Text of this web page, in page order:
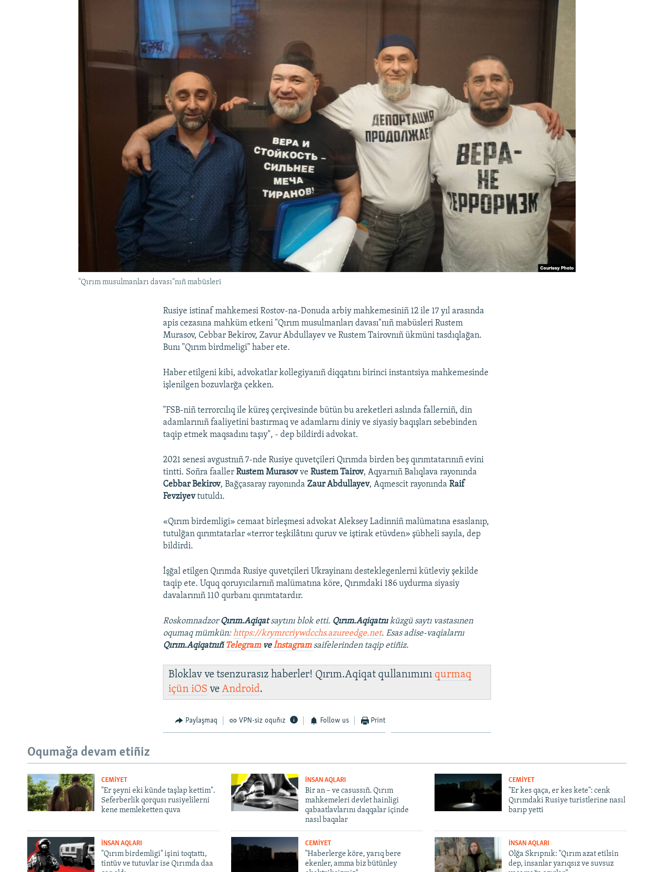
"Qırım musulmanları davası"nıñ mabüsleri
Rusiye istinaf mahkemesi Rostov-na-Donuda arbiy mahkemesiniñ 12 ile 17 yıl arasında
apis cezasına mahküm etkeni "Qırım musulmanları davası"nıñ mabüsleri Rustem
Murasov, Cebbar Bekirov, Zavur Abdullayev ve Rustem Tairovnıñ ükmüni tasdıqlağan.
Bunı "Qırım birdmeligi" haber ete.
Haber etilgeni kibi, advokatlar kollegiyanıñ diqqatını birinci instantsiya mahkemesinde
işlenilgen bozuvlarğa çekken.
"FSB-niñ terrorcılıq ile küreş çerçivesinde bütün bu areketleri aslında fallerniñ, din
adamlarınıñ faaliyetini bastırmaq ve adamlarnı diniy ve siyasiy baqışları sebebinden
taqip etmek maqsadını taşıy", - dep bildirdi advokat.
2021 senesi avgustnıñ 7-nde Rusiye quvetçileri Qırımda birden beş qırımtatarınıñ evini
tintti. Soñra faallerRustem MurasovveRustem Tairov, Aqyarnıñ Balıqlava rayonında
Cebbar Bekirov, Bağçasaray rayonındaZaur Abdullayev, Aqmescit rayonındaRaif
Fevziyevtutuldı.
«Qırım birdemligi» cemaat birleşmesi advokat Aleksey Ladinniñ malümatına esaslanıp,
tutulğan qırımtatarlar «terror teşkilâtını quruv ve iştirak etüvden» şübheli sayıla, dep
bildirdi.
İşğal etilgen Qırımda Rusiye quvetçileri Ukrayinanı desteklegenlerni kütleviy şekilde
taqip ete. Uquq qoruyıcılarnıñ malümatına köre, Qırımdaki 186 uydurma siyasiy
davalarınıñ 110 qurbanı qırımtatardır.
Roskomnadzor Qırım.Aqiqatsaytını blok etti. Qırım.Aqiqatnıküzgü saytı vastasınen
oqumaq mümkün:https://krymrcriywdcchs.azureedge.net. Esas adise-vaqialarnı
Qırım.AqiqatnıñTelegramveİnstagram saifelerinden taqip etiñiz.
Bloklav ve tsenzurasız haberler! Qırım.Aqiqat qullanımını qurmaq
içüniOS veAndroid.
Paylaşmaq VPN-siz oquñız Follow us Print
Oqumağa devam etiñiz
CEMİYET
"Er şeyni eki künde taşlap kettim".
Seferberlik qorqusı rusiyelilerni
kene memleketten quva
İNSAN AQLARI
Bir an – ve casussıñ. Qırım
mahkemeleri devlet hainligi
qabaatlavlarını daqqalar içinde
nasıl baqalar
CEMİYET
"Er kes qaça, er kes kete": cenk
Qırımdaki Rusiye turistlerine nasıl
barıp yetti
İNSAN AQLARI
"Qırım birdemligi" işini toqtattı,
tintüv ve tutuvlar ise Qırımda daa
CEMİYET
"Haberlerge köre, yarıq bere
ekenler, amma biz bütünley
İNSAN AQLARI
Olğa Skrıpnık: "Qırım azat etilsin
dep, insanlar yarıqsız ve suvsuz